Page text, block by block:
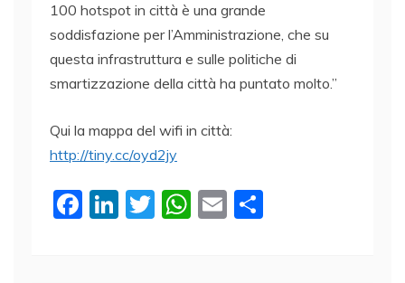
100 hotspot in città è una grande
soddisfazione per l’Amministrazione, che su
questa infrastruttura e sulle politiche di
smartizzazione della città ha puntato molto.”
Qui la mappa del wifi in città:
http://tiny.cc/oyd2jy
F
Li T
W E